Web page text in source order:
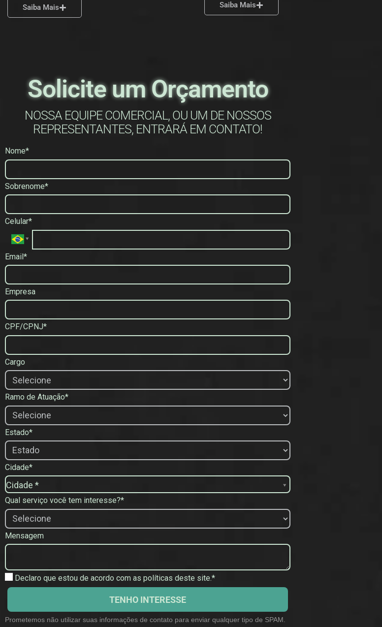
Saiba Mais Saiba Mais
Solicite um Orçamento
NOSSA EQUIPE COMERCIAL, OU UM DE NOSSOS
REPRESENTANTES, ENTRARÁ EM CONTATO!
Nome*
Sobrenome*
Celular*
Email*
Empresa
CPF/CPNJ*
Cargo
Ramo de Atuação*
Estado*
Cidade*
Cidade *
C
i
d
d
e
Qual serviço você tem interesse?*
Mensagem
Declaro que estou de acordo com as políticas deste site.*
TENHO INTERESSE
Prometemos não utilizar suas informações de contato para enviar qualquer tipo de SPAM.